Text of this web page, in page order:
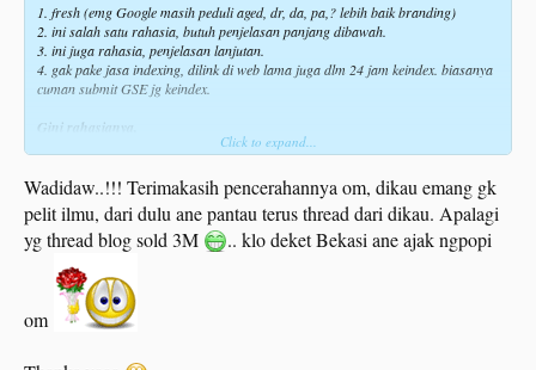
1. fresh (emg Google masih peduli aged, dr, da, pa,? lebih baik branding)
2. ini salah satu rahasia, butuh penjelasan panjang dibawah.
3. ini juga rahasia, penjelasan lanjutan.
4. gak pake jasa indexing, dilink di web lama juga dlm 24 jam keindex. biasanya
cuman submit GSE jg keindex.
Gini rahasianya,
Eropa.
Ngapain susah2 bikin blog demi pembaca seneng aja? apalagi demi Adsense,
yg kaya cuman google wkkw.
Langsung aja tembak ke negara kaya,
Jepang, Korea
Click to expand...
Wadidaw..!!! Terimakasih pencerahannya om, dikau emang gk
pelit ilmu, dari dulu ane pantau terus thread dari dikau. Apalagi
yg thread blog sold 3M
.. klo deket Bekasi ane ajak ngpopi
om